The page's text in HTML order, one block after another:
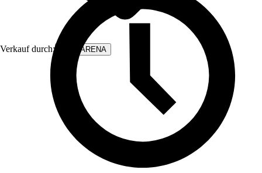
Verkauf durch: WALLARENA